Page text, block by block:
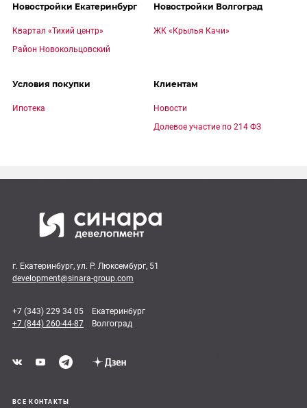
Новостройки Екатеринбург
Квартал «Тихий центр»
Район Новокольцовский
Новостройки Волгоград
ЖК «Крылья Качи»
Условия покупки
Ипотека
Клиентам
Новости
Долевое участие по 214 ФЗ
г. Екатеринбург, ул. Р. Люксембург, 51
development@sinara-group.com
+7 (343) 229 34 05 Екатеринбург
+7 (844) 260-44-87 Волгоград
ВСЕ КОНТАКТЫ